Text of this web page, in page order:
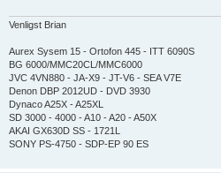
Venligst Brian
Aurex Sysem 15 - Ortofon 445 - ITT 6090S
BG 6000/MMC20CL/MMC6000
JVC 4VN880 - JA-X9 - JT-V6 - SEA V7E
Denon DBP 2012UD - DVD 3930
Dynaco A25X - A25XL
SD 3000 - 4000 - A10 - A20 - A50X
AKAI GX630D SS - 1721L
SONY PS-4750 - SDP-EP 90 ES